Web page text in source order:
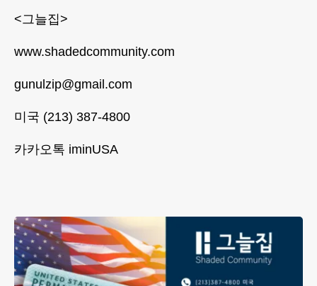
<그늘집>
www.shadedcommunity.com
gunulzip@gmail.com
미국 (213) 387-4800
카카오톡 iminUSA